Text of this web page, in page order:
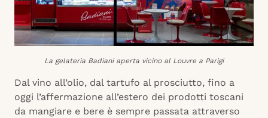
La gelateria Badiani aperta vicino al Louvre a Parigi
Dal vino all’olio, dal tartufo al prosciutto, fino a
oggi l’affermazione all’estero dei prodotti toscani
da mangiare e bere è sempre passata attraverso